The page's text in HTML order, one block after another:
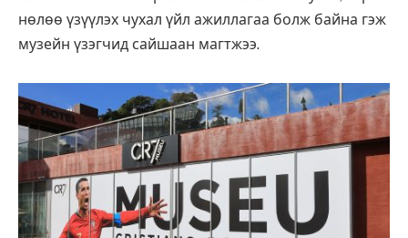
нөлөө үзүүлэх чухал үйл ажиллагаа болж байна гэж
музейн үзэгчид сайшаан магтжээ.